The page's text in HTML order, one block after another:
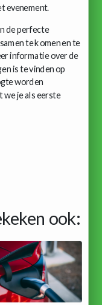
evenement.
de perfecte
te komen en te
informatie over de
is te vinden op
worden
we je als eerste
ook: